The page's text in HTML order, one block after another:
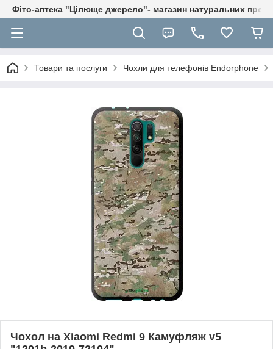
Фіто-аптека "Цілюще джерело"- магазин натуральних
Товари та послуги Чохли для телефонів Endorphone
Чохол на Xiaomi Redmi 9 Камуфляж v5